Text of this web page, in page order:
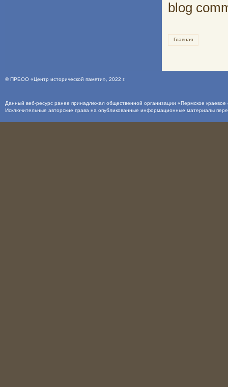
blog
Главная
©ПРБОО «Центр исторической памяти» , 2022 г.
Данный веб-ресурс ранее принадлежал общественной организации «Пермское
Исключительные авторские права на опубликованные информационные материалы